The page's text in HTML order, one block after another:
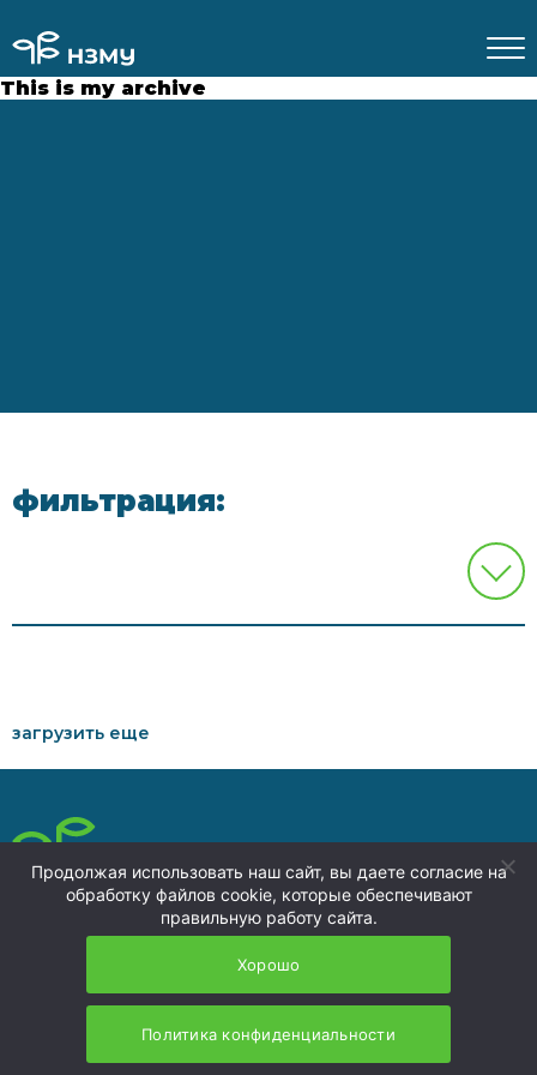
This is my archive
фильтрация:
загрузить еще
Политика обработки
персональных данных
8 (4236) 73-00-74
692941, Россия,
Приморский край, г.
Находка, территория ТОР
«Находка»
Продолжая использовать наш сайт, вы даете согласие на
обработку файлов cookie, которые обеспечивают
правильную работу сайта.
Хорошо
Политика конфиденциальности